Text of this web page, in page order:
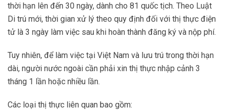
thời hạn lên đến 30 ngày, dành cho 81 quốc tịch. Theo Luật
Di trú mới, thời gian xử lý theo quy định đối với thị thực điện
tử là 3 ngày làm việc sau khi hoàn thành đăng ký và nộp phí.
Tuy nhiên, để làm việc tại Việt Nam và lưu trú trong thời hạn
dài, người nước ngoài cần phải xin thị thực nhập cảnh 3
tháng 1 lần hoặc nhiều lần.
Các loại thị thực liên quan bao gồm: